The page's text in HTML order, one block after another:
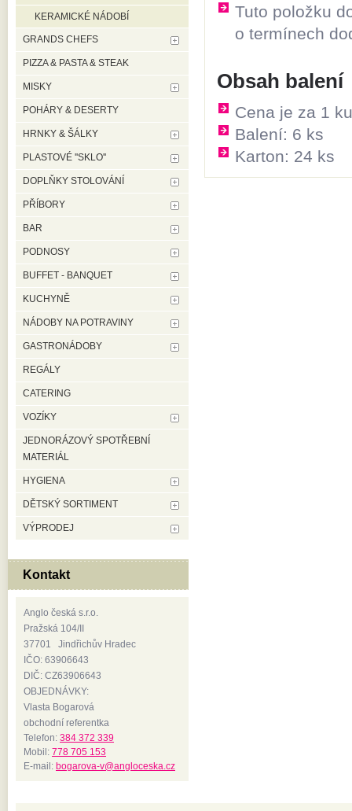
Tuto položku
o termínech
Obsah balení
Cena je za 1
Balení: 6 ks
Karton: 24 ks
KERAMICKÉ NÁDOBÍ
GRANDS CHEFS
PIZZA & PASTA & STEAK
MISKY
POHÁRY & DESERTY
HRNKY & ŠÁLKY
PLASTOVÉ ''SKLO''
DOPLŇKY STOLOVÁNÍ
PŘÍBORY
BAR
PODNOSY
BUFFET - BANQUET
KUCHYNĚ
NÁDOBY NA POTRAVINY
GASTRONÁDOBY
REGÁLY
CATERING
VOZÍKY
JEDNORÁZOVÝ SPOTŘEBNÍ
MATERIÁL
HYGIENA
DĚTSKÝ SORTIMENT
VÝPRODEJ
Kontakt
Anglo česká s.r.o.
Pražská 104/II
37701 Jindřichův Hradec
IČO: 63906643
DIČ: CZ63906643
OBJEDNÁVKY:
Vlasta Bogarová
obchodní referentka
Telefon: 384 372 339
Mobil: 778 705 153
E-mail: bogarova-v@angloceska.cz